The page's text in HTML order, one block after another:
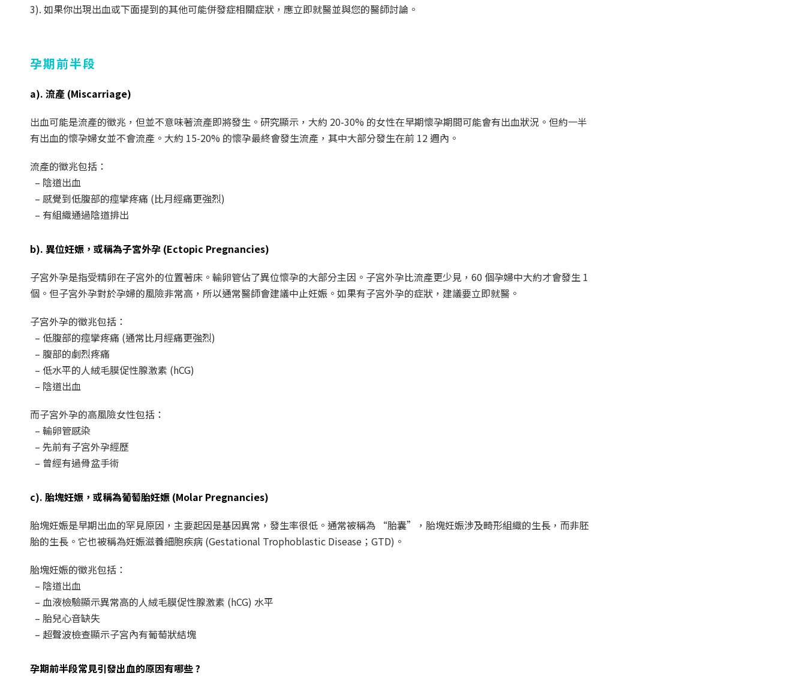
3). 如果你出現出血或下面提到的其他可能併發症相關症狀，應立即就醫並與您的醫師討論。
孕期前半段
a). 流產 (Miscarriage)
出血可能是流產的徵兆，但並不意味著流產即將發生。研究顯示，大約 20-30% 的女性在早期懷孕期間可能會有出血狀況。但約一半
有出血的懷孕婦女並不會流產。大約 15-20% 的懷孕最終會發生流產，其中大部分發生在前 12 週內。
流產的徵兆包括：
– 陰道出血
– 感覺到低腹部的痙攣疼痛 (比月經痛更強烈)
– 有組織通過陰道排出
b). 異位妊娠，或稱為子宮外孕 (Ectopic Pregnancies)
子宮外孕是指受精卵在子宮外的位置著床。輸卵管佔了異位懷孕的大部分主因。子宮外孕比流產更少見，60 個孕婦中大約才會發生 1
個。但子宮外孕對於孕婦的風險非常高，所以通常醫師會建議中止妊娠。如果有子宮外孕的症狀，建議要立即就醫。
子宮外孕的徵兆包括：
– 低腹部的痙攣疼痛 (通常比月經痛更強烈)
– 腹部的劇烈疼痛
– 低水平的人絨毛膜促性腺激素 (hCG)
– 陰道出血
而子宮外孕的高風險女性包括：
– 輸卵管感染
– 先前有子宮外孕經歷
– 曾經有過骨盆手術
c). 胎塊妊娠，或稱為葡萄胎妊娠 (Molar Pregnancies)
胎塊妊娠是早期出血的罕見原因，主要起因是基因異常，發生率很低。通常被稱為 “胎囊”，胎塊妊娠涉及畸形組織的生長，而非胚
胎的生長。它也被稱為妊娠滋養細胞疾病 (Gestational Trophoblastic Disease；GTD)。
胎塊妊娠的徵兆包括：
– 陰道出血
– 血液檢驗顯示異常高的人絨毛膜促性腺激素 (hCG) 水平
– 胎兒心音缺失
– 超聲波檢查顯示子宮內有葡萄狀結塊
孕期前半段常見引發出血的原因有哪些 ?